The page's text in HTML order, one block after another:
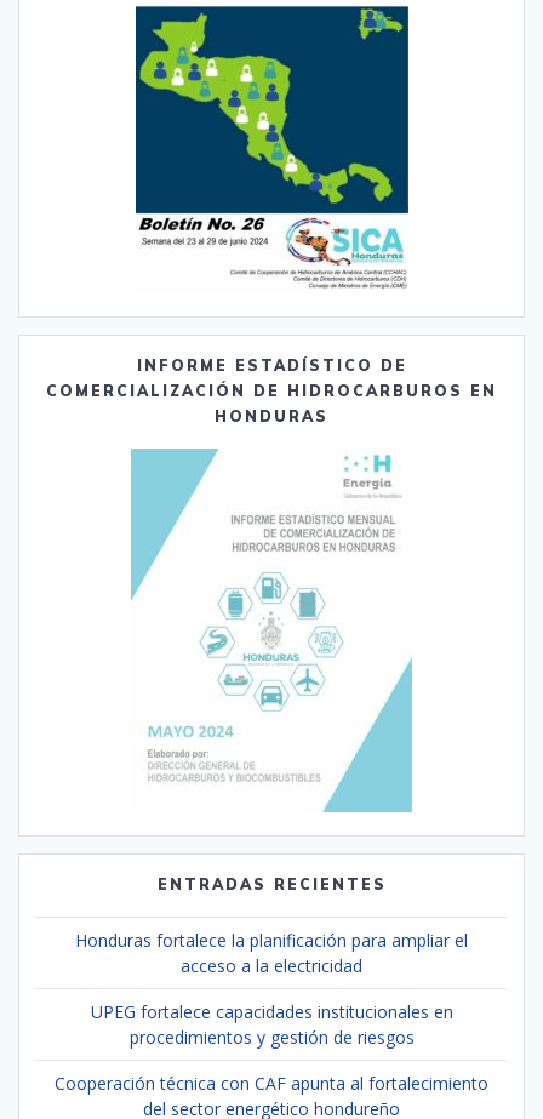
INFORME ESTADÍSTICO DE
COMERCIALIZACIÓN DE HIDROCARBUROS EN
HONDURAS
ENTRADAS RECIENTES
Honduras fortalece la planificación para ampliar el
acceso a la electricidad
UPEG fortalece capacidades institucionales en
procedimientos y gestión de riesgos
Cooperación técnica con CAF apunta al fortalecimiento
del sector energético hondureño